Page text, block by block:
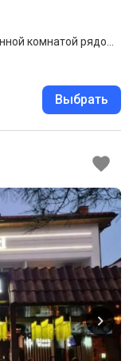
Выбрать